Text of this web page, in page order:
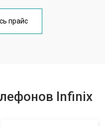
от 1750 ₽
прайс
Infinix